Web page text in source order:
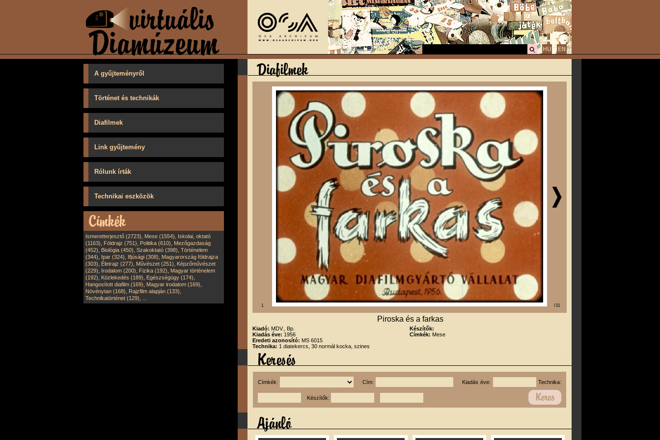
A gyűjteményről
Történet és technikák
Diafilmek
Link gyűjtemény
Rólunk írták
Technikai eszközök
Ismeretterjesztő (2723), Mese (1554), Iskolai, oktató
(1163), Földrajz (751), Politika (610), Mezőgazdaság
(452), Biológia (450), Szakoktató (398), Történelem
(344), Ipar (324), Ifjúsági (308), Magyarország földrajza
(303), Életrajz (277), Művészet (251), Képzőművészet
(229), Irodalom (200), Fizika (192), Magyar történelem
(192), Közlekedés (189), Egészségügy (174),
Hangosított diafilm (169), Magyar irodalom (169),
Növénytan (168), Rajzfilm alapján (133),
Technikatörténet (129),
1 /31
Piroska és a farkas
Kiadó: MDV., Bp.
Kiadás éve: 1956
Eredeti azonosító: MS 6015
Technika: 1 diatekercs, 30 normál kocka, szines
Készítők:
Címkék: Mese
Címkék: Cím: Kiadás éve: Technika:
Készítők: